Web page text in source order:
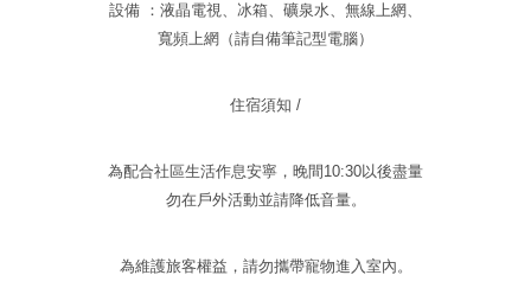
設備 ：液晶電視、冰箱、礦泉水、無線上網、
寬頻上網（請自備筆記型電腦）
住宿須知 /
為配合社區生活作息安寧，晚間10:30以後盡量
勿在戶外活動並請降低音量。
為維護旅客權益，請勿攜帶寵物進入室內。